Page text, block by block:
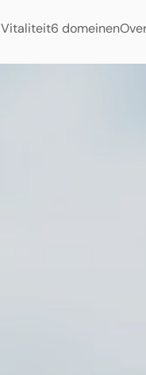
Vitaliteit6 domeinen